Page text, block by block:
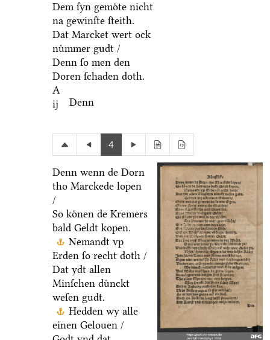
Dem ſyn gemoͤte nicht
na gewinſte ſteith.
Dat Marcket wert ock
nuͤmmer gudt /
Denn ſo men den
Doren ſchaden doth.
A
ij
Denn
4
Denn wenn de Dorn
tho Marckede lopen
/
So koͤnen de Kremers
bald Geldt kopen.
Nemandt vp
Erden ſo recht doth /
Dat ydt allen
Minſchen duͤnckt
weſen gudt.
Hedden wy alle
einen Gelouen /